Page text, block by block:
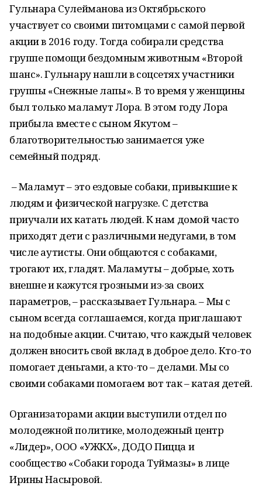
Гульнара Сулейманова из Октябрьского
участвует со своими питомцами с самой первой
акции в 2016 году. Тогда собирали средства
группе помощи бездомным животным «Второй
шанс». Гульнару нашли в соцсетях участники
группы «Снежные лапы». В то время у женщины
был только маламут Лора. В этом году Лора
прибыла вместе с сыном Якутом –
благотворительностью занимается уже
семейный подряд.
– Маламут – это ездовые собаки, привыкшие к
людям и физической нагрузке. С детства
приучали их катать людей. К нам домой часто
приходят дети с различными недугами, в том
числе аутисты. Они общаются с собаками,
трогают их, гладят. Маламуты – добрые, хоть
внешне и кажутся грозными из-за своих
параметров, – рассказывает Гульнара. – Мы с
сыном всегда соглашаемся, когда приглашают
на подобные акции. Считаю, что каждый человек
должен вносить свой вклад в доброе дело. Кто-то
помогает деньгами, а кто-то – делами. Мы со
своими собаками помогаем вот так – катая детей.
Организаторами акции выступили отдел по
молодежной политике, молодежный центр
«Лидер», ООО «УЖКХ», ДОДО Пицца и
сообщество «Собаки города Туймазы» в лице
Ирины Насыровой.